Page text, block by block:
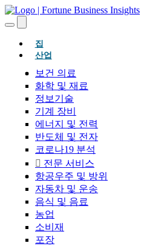
집(현재의)
산업
보건 의료
화학 및 재료
정보기술
기계 장비
에너지 및 전력
반도체 및 전자
코로나19 분석
전문 서비스
항공우주 및 방위
자동차 및 운송
음식 및 음료
농업
소비재
포장